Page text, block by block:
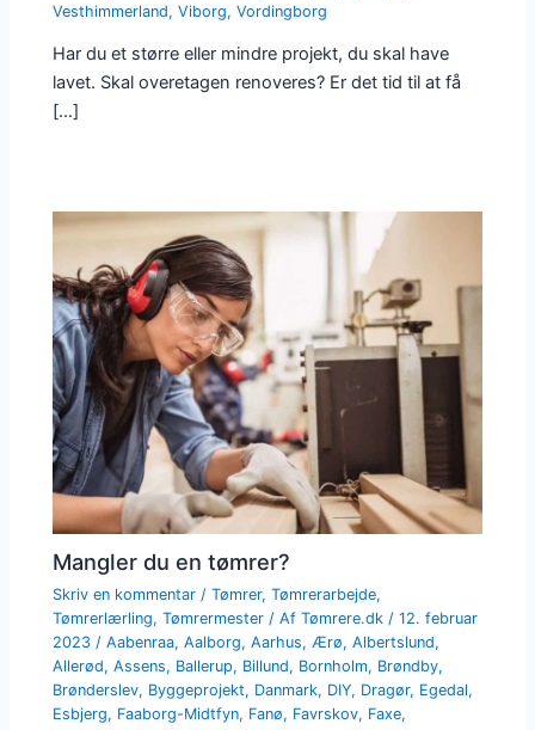
Vesthimmerland,Viborg,Vordingborg
Har du et større eller mindre projekt, du skal have
lavet. Skal overetagen renoveres? Er det tid til at få
[…]
Mangler du en tømrer?
Skriv en kommentar /Tømrer,Tømrerarbejde,
Tømrerlærling,Tømrermester / AfTømrere.dk/12. februar
2023/Aabenraa,Aalborg,Aarhus,Ærø,Albertslund,
Allerød,Assens, Ballerup, Billund, Bornholm, Brøndby,
Brønderslev, Byggeprojekt, Danmark, DIY, Dragør, Egedal,
Esbjerg, Faaborg-Midtfyn, Fanø, Favrskov, Faxe,